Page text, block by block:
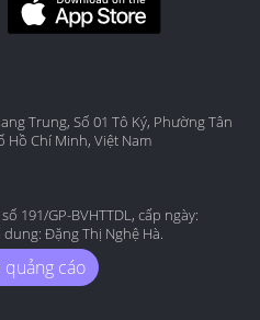
Trung, Số 01 Tô Ký, Phường Tân
Hồ Chí Minh, Việt Nam
191/GP-BVHTTDL, cấp ngày:
Đặng Thị Nghệ Hà.
quảng cáo